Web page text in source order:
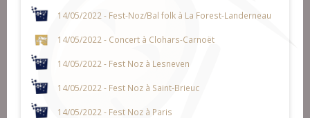
14/05/2022 - Fest-Noz/Bal folk à La Forest-Landerneau
14/05/2022 - Concert à Clohars-Carnoët
14/05/2022 - Fest Noz à Lesneven
14/05/2022 - Fest Noz à Saint-Brieuc
14/05/2022 - Fest Noz à Paris